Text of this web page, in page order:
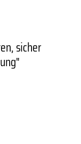
sicher